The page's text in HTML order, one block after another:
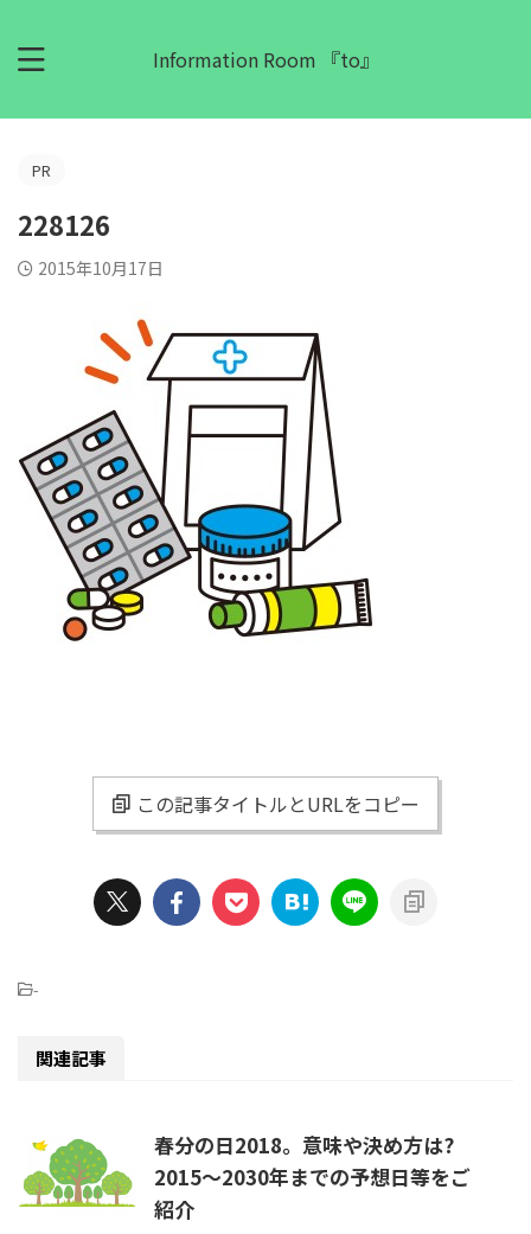
Information Room 『to』
PR
228126
2015年10月17日
この記事タイトルとURLをコピー
-
関連記事
春分の日2018。意味や決め方は?
2015～2030年までの予想日等をご
紹介